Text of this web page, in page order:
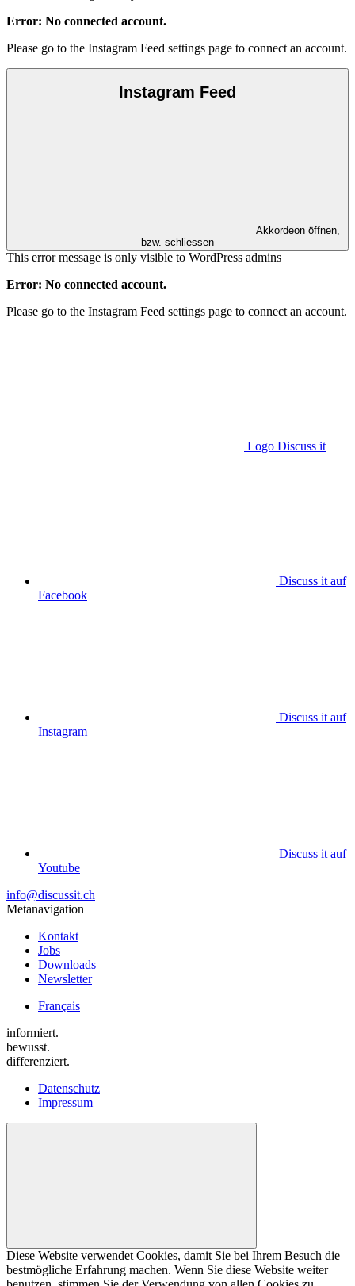
Error: No connected account.
Please go to the Instagram Feed settings page to connect an account.
Instagram Feed
Akkordeon öffnen,
bzw. schliessen
This error message is only visible to WordPress admins
Error: No connected account.
Please go to the Instagram Feed settings page to connect an account.
Logo Discuss it
Discuss it auf
Facebook
Discuss it auf
Instagram
Discuss it auf
Youtube
info@discussit.ch
Metanavigation
Kontakt
Jobs
Downloads
Newsletter
Français
informiert.
bewusst.
differenziert.
Datenschutz
Impressum
Diese Website verwendet Cookies, damit Sie bei Ihrem Besuch die
bestmögliche Erfahrung machen. Wenn Sie diese Website weiter